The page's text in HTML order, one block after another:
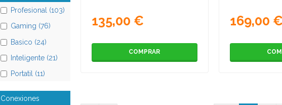
Profesional (103)
Gaming (76)
Basico (24)
Inteligente (21)
Portatil (11)
Conexiones
135,00 €
COMPRAR
169,00 €